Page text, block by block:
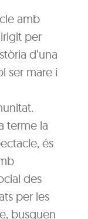
amb
per
d’una
ser mare i
terme la
és
des
per les
busquen